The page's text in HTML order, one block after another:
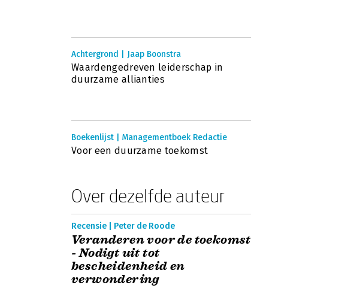
Achtergrond | Jaap Boonstra
Waardengedreven leiderschap in
duurzame allianties
Boekenlijst | Managementboek Redactie
Voor een duurzame toekomst
Over dezelfde auteur
Recensie | Peter de Roode
Veranderen voor de toekomst
- Nodigt uit tot
bescheidenheid en
verwondering